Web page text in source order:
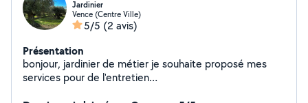
Jardinier
Vence (Centre Ville)
5/5 (2 avis)
Présentation
bonjour, jardinier de métier je souhaite proposé mes
services pour de l'entretien